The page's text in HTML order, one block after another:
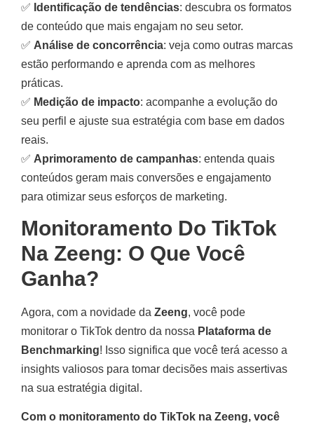
✅ Identificação de tendências: descubra os formatos
de conteúdo que mais engajam no seu setor.
✅ Análise de concorrência: veja como outras marcas
estão performando e aprenda com as melhores
práticas.
✅ Medição de impacto: acompanhe a evolução do
seu perfil e ajuste sua estratégia com base em dados
reais.
✅ Aprimoramento de campanhas: entenda quais
conteúdos geram mais conversões e engajamento
para otimizar seus esforços de marketing.
Monitoramento Do TikTok
Na Zeeng: O Que Você
Ganha?
Agora, com a novidade da Zeeng, você pode
monitorar o TikTok dentro da nossa Plataforma de
Benchmarking! Isso significa que você terá acesso a
insights valiosos para tomar decisões mais assertivas
na sua estratégia digital.
Com o monitoramento do TikTok na Zeeng, você